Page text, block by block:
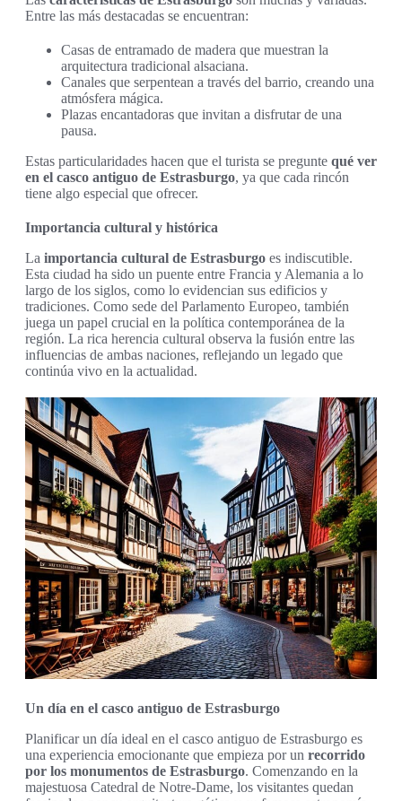
Entre las más destacadas se encuentran:
Casas de entramado de madera que muestran la
arquitectura tradicional alsaciana.
Canales que serpentean a través del barrio, creando una
atmósfera mágica.
Plazas encantadoras que invitan a disfrutar de una
pausa.
Estas particularidades hacen que el turista se pregunte qué ver
en el casco antiguo de Estrasburgo, ya que cada rincón
tiene algo especial que ofrecer.
Importancia cultural y histórica
La importancia cultural de Estrasburgo es indiscutible.
Esta ciudad ha sido un puente entre Francia y Alemania a lo
largo de los siglos, como lo evidencian sus edificios y
tradiciones. Como sede del Parlamento Europeo, también
juega un papel crucial en la política contemporánea de la
región. La rica herencia cultural observa la fusión entre las
influencias de ambas naciones, reflejando un legado que
continúa vivo en la actualidad.
Un día en el casco antiguo de Estrasburgo
Planificar un día ideal en el casco antiguo de Estrasburgo es
una experiencia emocionante que empieza por un recorrido
por los monumentos de Estrasburgo. Comenzando en la
majestuosa Catedral de Notre-Dame, los visitantes quedan